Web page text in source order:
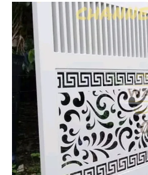
Pagar
Besi
Minimalis
Modern
Mewah